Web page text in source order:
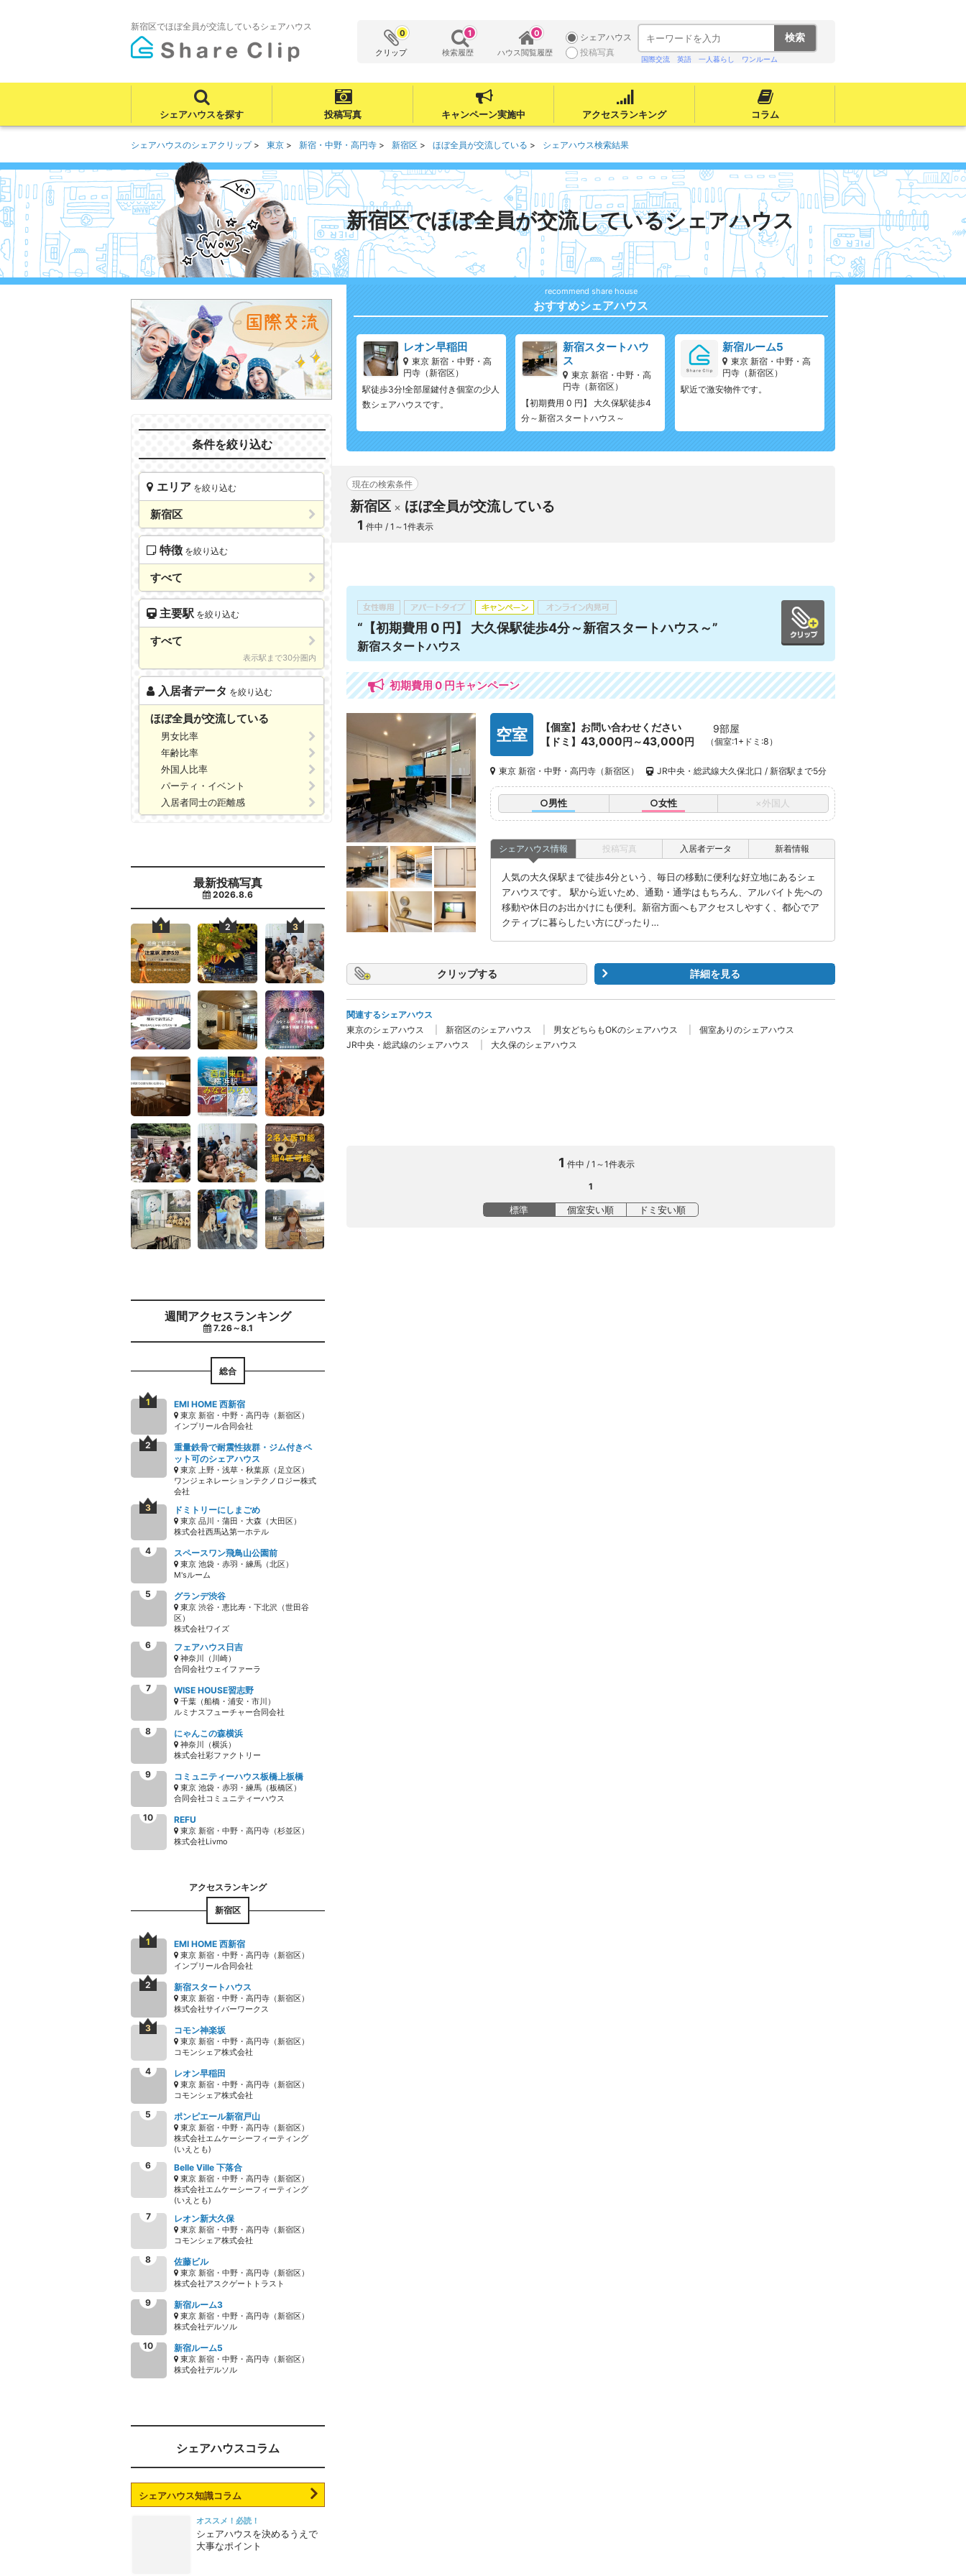
新宿区でほぼ全員が交流しているシェアハウス
クリップ
0
検索履歴
1
ハウス閲覧履歴
0
シェアハウス
投稿写真
国際交流 英語 一人暮らし ワンルーム
シェアハウスを探す 投稿写真 キャンペーン実施中 アクセスランキング コラム
シェアハウスのシェアクリップ 東京 新宿・中野・高円寺 新宿区 ほぼ全員が交流している シェアハウス検索結果
新宿区でほぼ全員が交流しているシェアハウス
条件を絞り込む
エリア を絞り込む
新宿区
特徴 を絞り込む
すべて
主要駅 を絞り込む
すべて
表示駅まで30分圏内
入居者データ を絞り込む
ほぼ全員が交流している
男女比率
年齢比率
外国人比率
パーティ・イベント
入居者同士の距離感
最新投稿写真
2026.8.6
週間アクセスランキング
7.26～8.1
総合
EMI HOME 西新宿
東京 新宿・中野・高円寺（新宿区）
インプリール合同会社
重量鉄骨で耐震性抜群・ジム付きペ
ット可のシェアハウス
東京 上野・浅草・秋葉原（足立区）
ワンジェネレーションテクノロジー株式
会社
ドミトリーにしまごめ
東京 品川・蒲田・大森（大田区）
株式会社西馬込第一ホテル
スペースワン飛鳥山公園前
東京 池袋・赤羽・練馬（北区）
M'sルーム
グランデ渋谷
東京 渋谷・恵比寿・下北沢（世田谷
区）
株式会社ワイズ
フェアハウス日吉
神奈川（川崎）
合同会社ウェイファーラ
WISE HOUSE習志野
千葉（船橋・浦安・市川）
ルミナスフューチャー合同会社
にゃんこの森横浜
神奈川（横浜）
株式会社彩ファクトリー
コミュニティーハウス板橋上板橋
東京 池袋・赤羽・練馬（板橋区）
合同会社コミュニティーハウス
REFU
東京 新宿・中野・高円寺（杉並区）
株式会社Livmo
新宿区
EMI HOME 西新宿
東京 新宿・中野・高円寺（新宿区）
インプリール合同会社
新宿スタートハウス
東京 新宿・中野・高円寺（新宿区）
株式会社サイバーワークス
コモン神楽坂
東京 新宿・中野・高円寺（新宿区）
コモンシェア株式会社
レオン早稲田
東京 新宿・中野・高円寺（新宿区）
コモンシェア株式会社
ポンピエール新宿戸山
東京 新宿・中野・高円寺（新宿区）
株式会社エムケーシーフィーティング
(いえとも)
Belle Ville 下落合
東京 新宿・中野・高円寺（新宿区）
株式会社エムケーシーフィーティング
(いえとも)
レオン新大久保
東京 新宿・中野・高円寺（新宿区）
コモンシェア株式会社
佐藤ビル
東京 新宿・中野・高円寺（新宿区）
株式会社アスクゲートトラスト
新宿ルーム3
東京 新宿・中野・高円寺（新宿区）
株式会社デルソル
新宿ルーム5
東京 新宿・中野・高円寺（新宿区）
株式会社デルソル
シェアハウスコラム
シェアハウス知識コラム
オススメ！必読！
シェアハウスを決めるうえで
大事なポイント
おすすめシェアハウス
レオン早稲田
東京 新宿・中野・高
円寺（新宿区）
駅徒歩3分!全部屋鍵付き個室の少人
数シェアハウスです。
新宿スタートハウ
ス
東京 新宿・中野・高
円寺（新宿区）
【初期費用 0 円】 大久保駅徒歩4
分～新宿スタートハウス～
新宿ルーム5
東京 新宿・中野・高
円寺（新宿区）
駅近で激安物件です。
現在の検索条件
新宿区 ほぼ全員が交流している
1 件中 / 1～1件表示
“【初期費用 0 円】 大久保駅徒歩4分～新宿スタートハウス～”
新宿スタートハウス
初期費用 0 円キャンペーン
空室
【個室】お問い合わせください
【ドミ】 43,000円～43,000円
9部屋
（個室:1+ドミ:8）
東京 新宿・中野・高円寺（新宿区） JR中央・総武線大久保北口 / 新宿駅まで5分
○男性 ○女性 ×外国人
シェアハウス情報
人気の大久保駅まで徒歩4分という、毎日の移動に便利な好立地にあるシェ
アハウスです。 駅から近いため、通勤・通学はもちろん、アルバイト先への
移動や休日のお出かけにも便利。新宿方面へもアクセスしやすく、都心でア
クティブに暮らしたい方にぴったり…
投稿写真 入居者データ 新着情報
クリップ 詳細を見る
関連するシェアハウス
東京のシェアハウス
新宿区のシェアハウス 男女どちらもOKのシェアハウス
個室ありのシェアハウス
JR中央・総武線のシェアハウス
大久保のシェアハウス
1 件中 / 1～1件表示
1
標準 個室安い順 ドミ安い順